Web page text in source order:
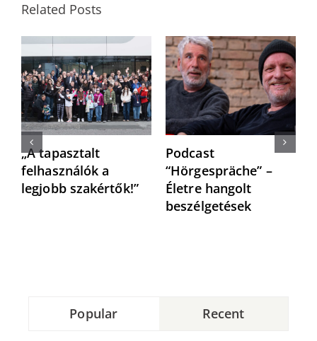
Related Posts
„A tapasztalt
felhasználók a
legjobb szakértők!”
Podcast
“Hörgespräche” –
Életre hangolt
beszélgetések
Popular Recent